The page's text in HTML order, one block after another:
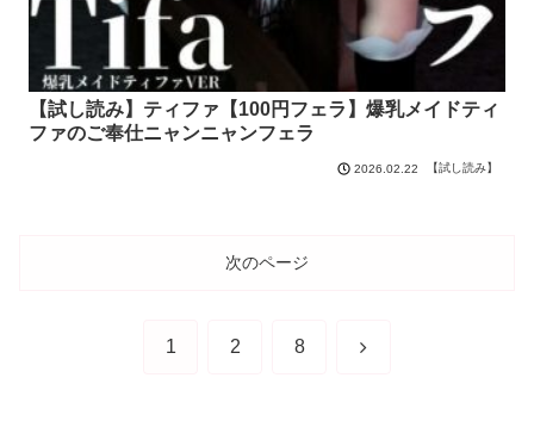
【試し読み】ティファ【100円フェラ】爆乳メイドティ
ファのご奉仕ニャンニャンフェラ
2026.02.22 【試し読み】
次のページ
1 2 8 次